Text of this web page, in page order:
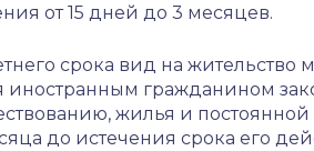
от 15 дней до 3 месяцев.
срока вид на жительство
гражданином
жилья и
до истечения срока его